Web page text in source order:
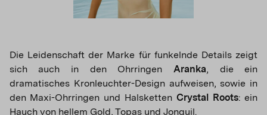
Die Leidenschaft der Marke für funkelnde Details zeigt
sich auch in den Ohrringen Aranka, die ein
dramatisches Kronleuchter-Design aufweisen, sowie in
den Maxi-Ohrringen und Halsketten Crystal Roots: ein
Hauch von hellem Gold, Topas und Jonquil.